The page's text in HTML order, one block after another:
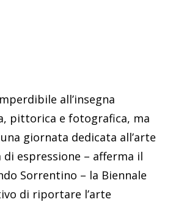
all’insegna
pittorica e fotografica, ma
giornata dedicata all’arte
espressione – afferma il
Sorrentino – la Biennale
di riportare l’arte